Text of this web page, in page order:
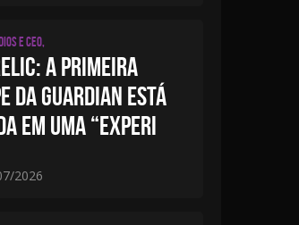
e CEO,
A PRIMEIRA
DA GUARDIAN ESTÁ
EM UMA “EXPERI
2026